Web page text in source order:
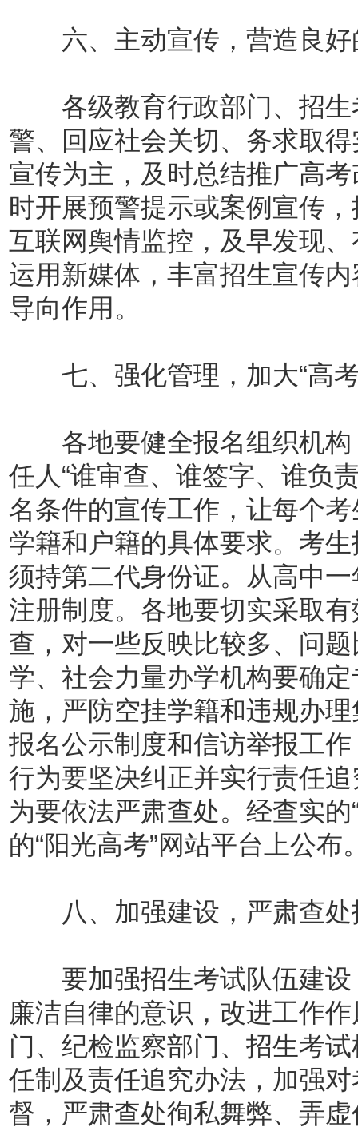
六、主动宣传，营造良好
各级教育行政部门、招生
警、回应社会关切、务求取
宣传为主，及时总结推广高
时开展预警提示或案例宣传
互联网舆情监控，及早发现
运用新媒体，丰富招生宣传
导向作用。
七、强化管理，加大“高考
各地要健全报名组织机构
任人“谁审查、谁签字、谁负
名条件的宣传工作，让每个
学籍和户籍的具体要求。考
须持第二代身份证。从高中
注册制度。各地要切实采取
查，对一些反映比较多、问
学、社会力量办学机构要确
施，严防空挂学籍和违规办
报名公示制度和信访举报工
行为要坚决纠正并实行责任
为要依法严肃查处。经查实
的“阳光高考”网站平台上公布
八、加强建设，严肃查处
要加强招生考试队伍建设
廉洁自律的意识，改进工作
门、纪检监察部门、招生考
任制及责任追究办法，加强
督，严肃查处徇私舞弊、弄